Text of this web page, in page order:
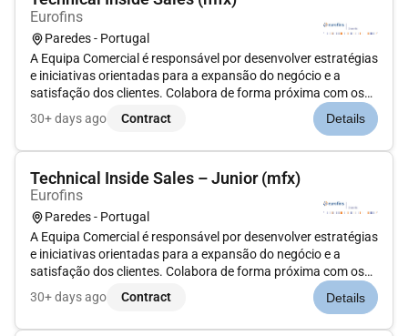
Eurofins
Paredes - Portugal
A Equipa Comercial é responsável por desenvolver estratégias
e iniciativas orientadas para a expansão do negócio e a
satisfação dos clientes. Colabora de forma próxima com os
clientes e com as diferentes áreas internas para garantir uma
resposta eficaz às necessidades identificadas.Procuramos
30+ days ago Contract Details
Technical Inside Sales – Junior (mfx)
Eurofins
Paredes - Portugal
A Equipa Comercial é responsável por desenvolver estratégias
e iniciativas orientadas para a expansão do negócio e a
satisfação dos clientes. Colabora de forma próxima com os
clientes e com as diferentes áreas internas para garantir uma
resposta eficaz às necessidades identificadas.Procuramos
30+ days ago Contract Details